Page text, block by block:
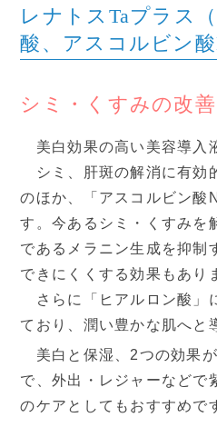
レナトスTaプラス
酸、アスコルビン酸
シミ・くすみの改善
美白効果の高い美容導入
シミ、肝斑の解消に有効
のほか、「アスコルビン酸
す。今あるシミ・くすみを
であるメラニン生成を抑制
できにくくする効果もあり
さらに「ヒアルロン酸」
ており、潤い豊かな肌へと
美白と保湿、2つの効果
で、外出・レジャーなどで
のケアとしてもおすすめで